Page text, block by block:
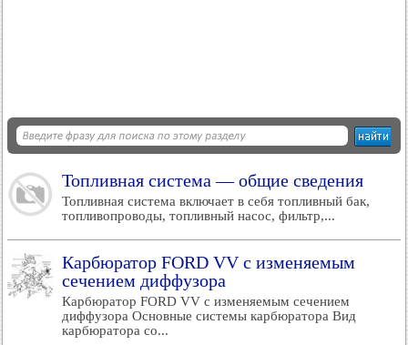
Топливная система — общие сведения
Топливная система включает в себя топливный бак,
топливопроводы, топливный насос, фильтр,...
Карбюратор FORD VV с изменяемым
сечением диффузора
Карбюратор FORD VV с изменяемым сечением
диффузора Основные системы карбюратора Вид
карбюратора со...